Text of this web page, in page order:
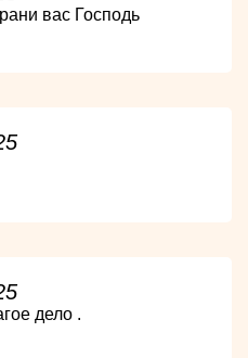
вас Господь
дело .